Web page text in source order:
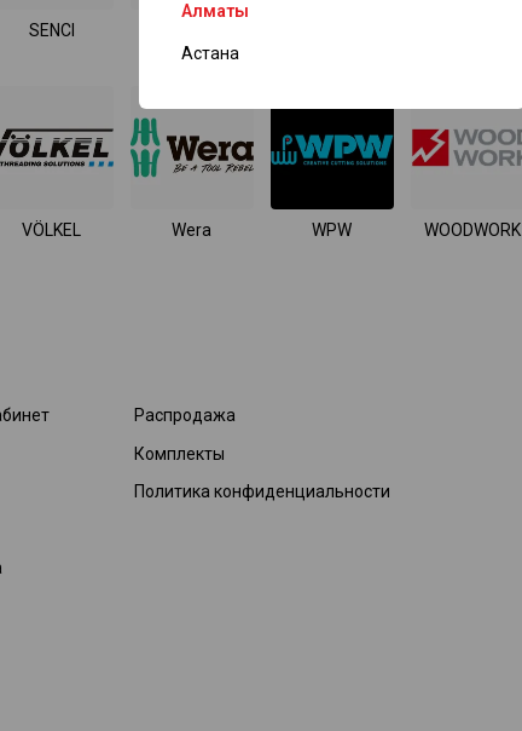
Алматы
Астана
SENCI
VÖLKEL Wera WPW WOODWORK
Распродажа
Комплекты
Политика конфиденциальности